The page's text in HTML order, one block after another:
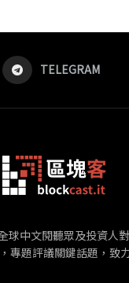
TELEGRAM
球中文閱聽眾及投資
專題評議關鍵話題，致